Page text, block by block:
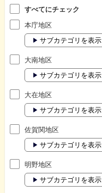
すべてにチェック
本庁地区
サブカテゴリを表示
大南地区
サブカテゴリを表示
大在地区
サブカテゴリを表示
佐賀関地区
サブカテゴリを表示
明野地区
サブカテゴリを表示